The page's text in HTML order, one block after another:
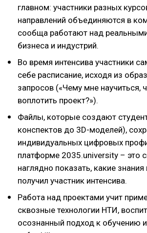
главном: участники разных
направлений объединяются в
сообща работают над
бизнеса и индустрий.
Во время интенсива участники
себе расписание, исходя из
запросов («Чему мне научиться,
воплотить проект?»).
Файлы, которые создают
конспектов до 3D-моделей),
индивидуальных цифровых
платформе 2035.university – это
наглядно показать, какие
получил участник интенсива.
Работа над проектами учит
сквозные технологии НТИ,
осознанный подход к обучению